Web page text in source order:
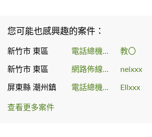
您可能也感興趣的案件：
新竹市 東區 電話總機系統 教〇
新竹市 東區 網路佈線工程 neixxx
屏東縣 潮州鎮 電話總機系統 Ellxxx
查看更多案件